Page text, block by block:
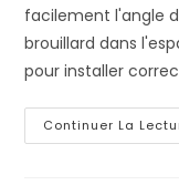
facilement l'angle
brouillard dans
pour installer
Continuer La